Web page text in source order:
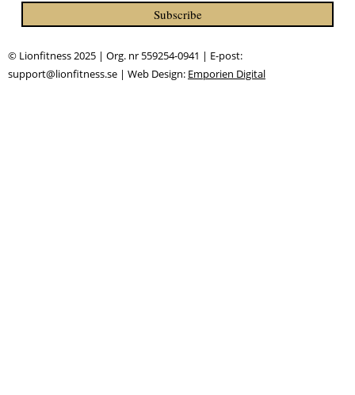
Subscribe
© Lionfitness 2025 | Org. nr 559254-0941 | E-post:
support@lionfitness.se | Web Design: Emporien Digital